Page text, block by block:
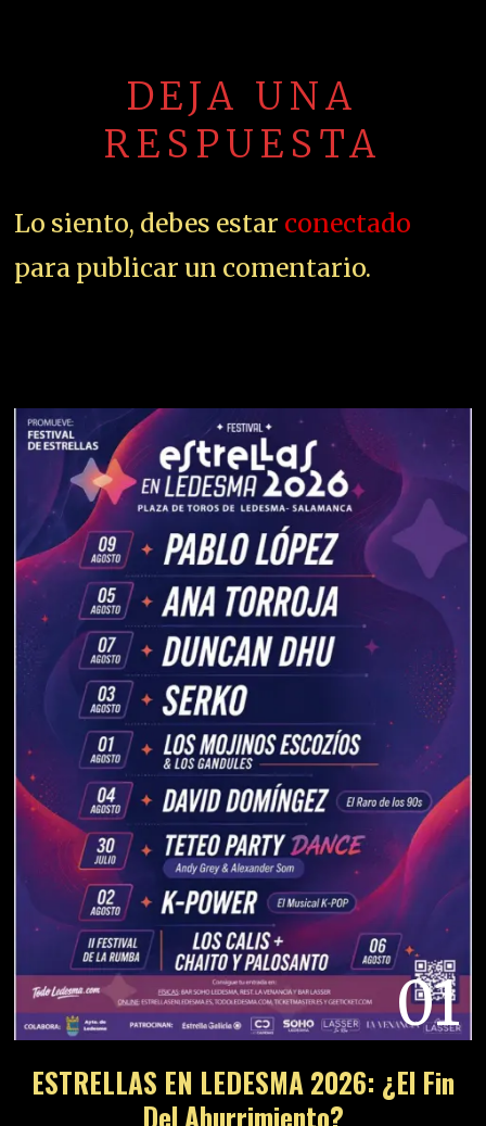
DEJA UNA
RESPUESTA
Lo siento, debes estar conectado
para publicar un comentario.
01
ESTRELLAS EN LEDESMA 2026: ¿El Fin
Del Aburrimiento?